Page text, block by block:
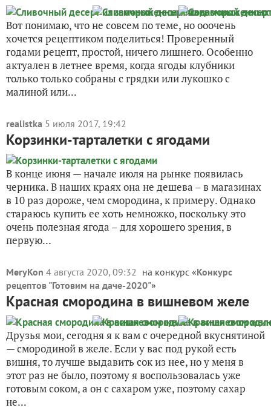
Вот понимаю, что не совсем по теме, но ооочень
хочется рецептиком поделиться! Проверенный
годами рецепт, простой, ничего лишнего. Особенно
актуален в летнее время, когда ягоды клубники
только только собраны с грядки или лукошко с
малиной или...
realistka 5 июля 2017, 19:42
Корзинки-тарталетки с ягодами
В конце июня — начале июля на рынке появилась
черника. В наших краях она не дешева – в магазинах
в 10 раз дороже, чем смородина, к примеру. Однако
стараюсь купить ее хоть немножко, поскольку это
очень полезная ягода – для хорошего зрения, в
первую...
MeryKon 4 августа 2020, 09:32 на конкурс «Конкурс
рецептов "Готовим на даче-2020"»
Красная смородина в вишневом желе
Друзья мои, сегодня я к вам с очередной вкуснятиной
— смородиной в желе. Если у вас под рукой есть
вишня, то лучше выдавить сок из нее, но у меня в
этот раз не было, поэтому я воспользовалась уже
готовым соком, а он с сахаром уже, поэтому сахар
не...